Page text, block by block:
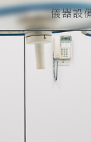
儀器設